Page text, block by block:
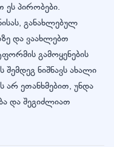
პირობები.
განახლებულ
და ვაახლებთ
გამოყენების
ნიშნავს ახალი
არ ეთანხმებით, უნდა
და შეგიძლიათ